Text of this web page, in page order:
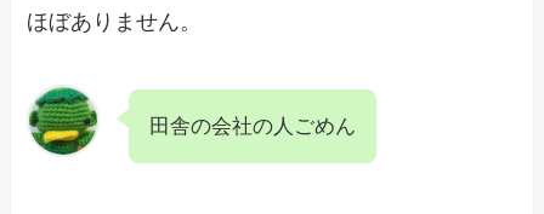
ほぼありません。
田舎の会社の人ごめん